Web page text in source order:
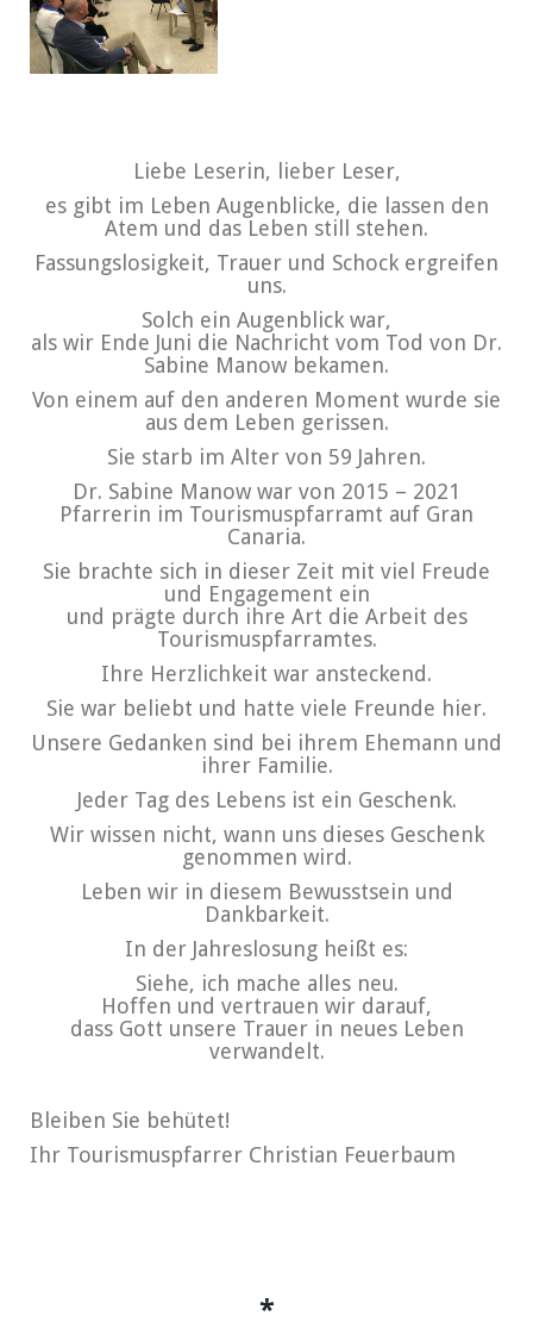
Liebe Leserin, lieber Leser,
es gibt im Leben Augenblicke, die lassen den
Atem und das Leben still stehen.
Fassungslosigkeit, Trauer und Schock ergreifen
uns.
Solch ein Augenblick war,
als wir Ende Juni die Nachricht vom Tod von Dr.
Sabine Manow bekamen.
Von einem auf den anderen Moment wurde sie
aus dem Leben gerissen.
Sie starb im Alter von 59 Jahren.
Dr. Sabine Manow war von 2015 – 2021
Pfarrerin im Tourismuspfarramt auf Gran
Canaria.
Sie brachte sich in dieser Zeit mit viel Freude
und Engagement ein
und prägte durch ihre Art die Arbeit des
Tourismuspfarramtes.
Ihre Herzlichkeit war ansteckend.
Sie war beliebt und hatte viele Freunde hier.
Unsere Gedanken sind bei ihrem Ehemann und
ihrer Familie.
Jeder Tag des Lebens ist ein Geschenk.
Wir wissen nicht, wann uns dieses Geschenk
genommen wird.
Leben wir in diesem Bewusstsein und
Dankbarkeit.
In der Jahreslosung heißt es:
Siehe, ich mache alles neu.
Hoffen und vertrauen wir darauf,
dass Gott unsere Trauer in neues Leben
verwandelt.
Bleiben Sie behütet!
Ihr Tourismuspfarrer Christian Feuerbaum
*